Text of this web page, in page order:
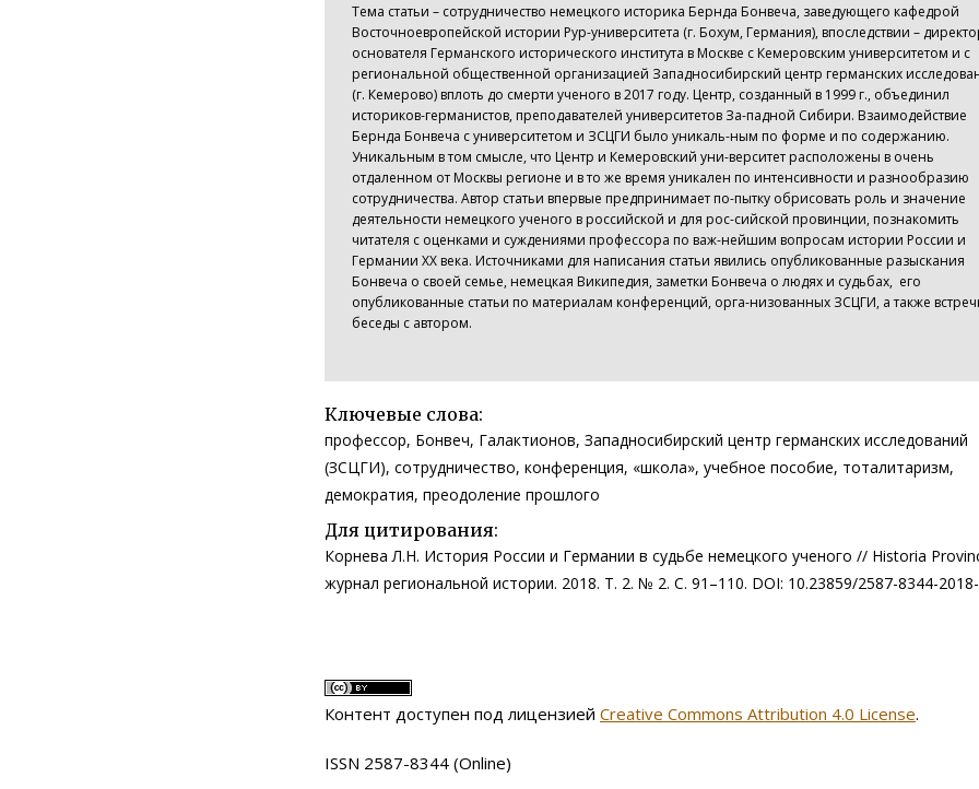
Тема статьи – сотрудничество немецкого историка Бернда Бонвеча, заведующего кафедрой
Восточноевропейской истории Рур-университета (г. Бохум, Германия), впоследствии –
основателя Германского исторического института в Москве с Кемеровским университетом и с
региональной общественной организацией Западносибирский центр германских
(г. Кемерово) вплоть до смерти ученого в 2017 году. Центр, созданный в 1999 г., объединил
историков-германистов, преподавателей университетов За-падной Сибири. Взаимодействие
Бернда Бонвеча с университетом и ЗСЦГИ было уникаль-ным по форме и по содержанию.
Уникальным в том смысле, что Центр и Кемеровский уни-верситет расположены в очень
отдаленном от Москвы регионе и в то же время уникален по интенсивности и разнообразию
сотрудничества. Автор статьи впервые предпринимает по-пытку обрисовать роль и значение
деятельности немецкого ученого в российской и для рос-сийской провинции, познакомить
читателя с оценками и суждениями профессора по важ-нейшим вопросам истории России и
Германии ХХ века. Источниками для написания статьи явились опубликованные разыскания
Бонвеча о своей семье, немецкая Википедия, заметки Бонвеча о людях и судьбах, его
опубликованные статьи по материалам конференций, орга-низованных ЗСЦГИ, а также
беседы с автором.
Ключевые слова:
профессор, Бонвеч, Галактионов, Западносибирский центр германских исследований
(ЗСЦГИ), сотрудничество, конференция, «школа», учебное пособие, тоталитаризм,
демократия, преодоление прошлого
Для цитирования:
Корнева Л.Н. История России и Германии в судьбе немецкого ученого // Historia
журнал региональной истории. 2018. Т. 2. № 2. С. 91–110. DOI: 10.23859/2587-8344-
Контент доступен под лицензией Creative Commons Attribution 4.0 License.
ISSN 2587-8344 (Online)